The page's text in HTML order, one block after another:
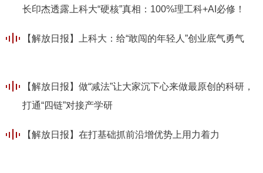
长印杰透露上科大“硬核”真相：100%理工科+AI必修！
【解放日报】上科大：给“敢闯的年轻人”创业底气勇气
【解放日报】做“减法”让大家沉下心来做最原创的科研，
打通“四链”对接产学研
【解放日报】在打基础抓前沿增优势上用力着力